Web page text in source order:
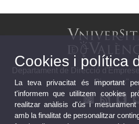
Departament de Direcció
Piqueras"
Cookies i política
La teva privacitat és important
t'informem que utilitzem cookies
realitzar anàlisis d'ús i
amb la finalitat de personalitzar